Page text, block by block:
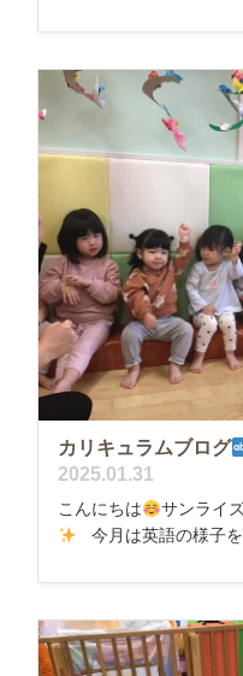
カリキュラムブログ
2025.01.31
こんにちは
サンライ
今月は英語の様子